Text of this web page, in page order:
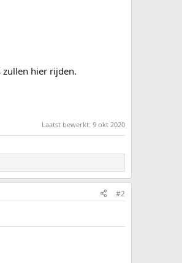
zullen hier rijden.
Laatst bewerkt: 9 okt 2020
#2